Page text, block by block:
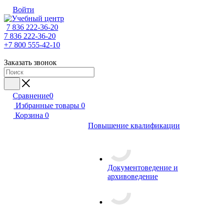
Войти
7 836 222-36-20
7 836 222-36-20
+7 800 555-42-10
Заказать звонок
Сравнение0
Избранные товары 0
Корзина 0
Повышение квалификации
Документоведение и
архивоведение